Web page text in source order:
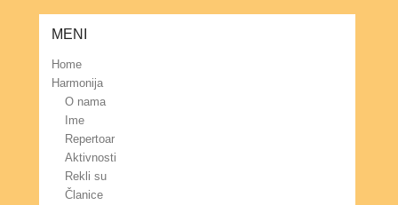
MENI
Home
Harmonija
O nama
Ime
Repertoar
Aktivnosti
Rekli su
Članice